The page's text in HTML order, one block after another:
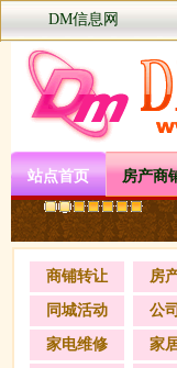
DM信息网
站点首页 房产商
商铺转让 房
同城活动 公
家电维修 家